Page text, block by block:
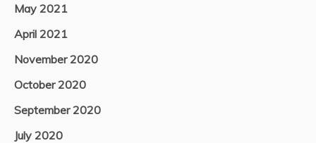
May 2021
April 2021
November 2020
October 2020
September 2020
July 2020